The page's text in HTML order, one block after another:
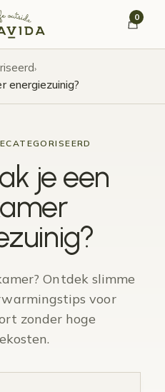
0
›
energiezuinig?
je een
Ontdek slimme
voor
zonder hoge